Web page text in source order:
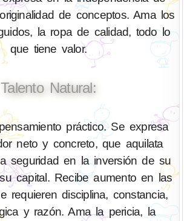
de conceptos. Ama los
la ropa de calidad, todo lo
que tiene valor.
Talento Natural:
práctico. Se expresa
neto y concreto, que aquilata
seguridad en la inversión de su
capital. Recibe aumento en las
requieren disciplina, constancia,
y razón. Ama la pericia, la